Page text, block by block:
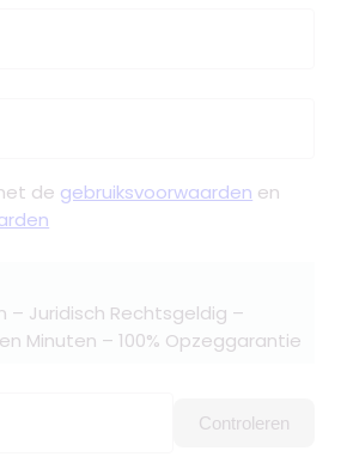
de gebruiksvoorwaarden en
– Juridisch Rechtsgeldig –
Minuten – 100% Opzeggarantie
Controleren